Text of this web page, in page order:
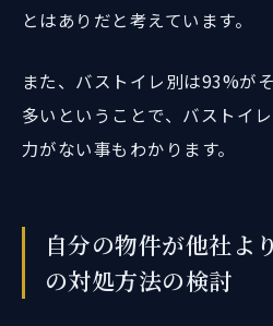
とはありだと考えています。
また、バストイレ別は93%が
多いということで、バストイ
力がない事もわかります。
自分の物件が他社よ
の対処方法の検討